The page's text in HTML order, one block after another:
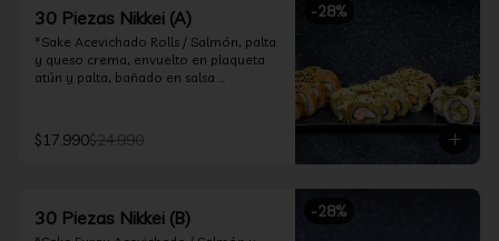
*Incluye 2 palitos, 2 soya 30ml, 1 salsa
teriyaki 30ml
-28%
30 Piezas Nikkei (A)
*Sake Acevichado Rolls / Salmón, palta
y queso crema, envuelto en plaqueta
atún y palta, bañado en salsa
*Shrimp Fire Rolls / Palta y camarón
furay, envuelto en queso crema
*Almond Furay / Pollo teriyaki, queso
crema y almendras tostadas, frito en
$17.990$24.990
-28%
30 Piezas Nikkei (B)